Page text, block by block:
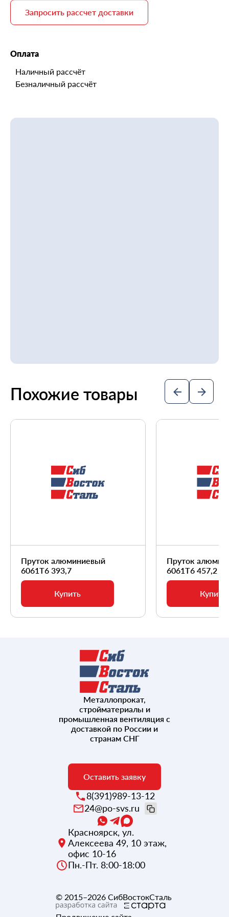
Запросить рассчет доставки
Оплата
Наличный рассчёт
Безналичный рассчёт
Похожие товары
Пруток алюминиевый
6061Т6 393,7
Купить
Пруток
6061Т6 457,2
Купить
Металлопрокат,
стройматериалы и
промышленная вентиляция с
доставкой по России и
странам СНГ
Оставить заявку
8(391)989-13-12
24@po-svs.ru
Красноярск, ул.
Алексеева 49, 10 этаж,
офис 10-16
Пн.-Пт. 8:00-18:00
© 2015–2026 СибВостокСталь